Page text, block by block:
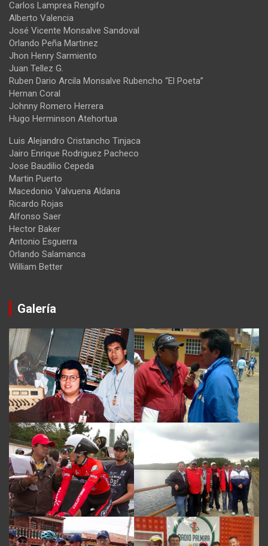
Carlos Lamprea Rengifo
Alberto Valencia
José Vicente Monsalve Sandoval
Orlando Peña Martinez
Jhon Henry Sarmiento
Juan Tellez G.
Ruben Dario Arcila Monsalve Rubencho “El Poeta”
Hernan Coral
Johnny Romero Herrera
Hugo Herminson Atehortua
Luis Alejandro Cristancho Tinjaca
Jairo Enrique Rodriguez Pacheco
Jose Baudilio Cepeda
Martin Puerto
Macedonio Valvuena Aldana
Ricardo Rojas
Alfonso Saer
Hector Baker
Antonio Esguerra
Orlando Salamanca
William Better
Galería